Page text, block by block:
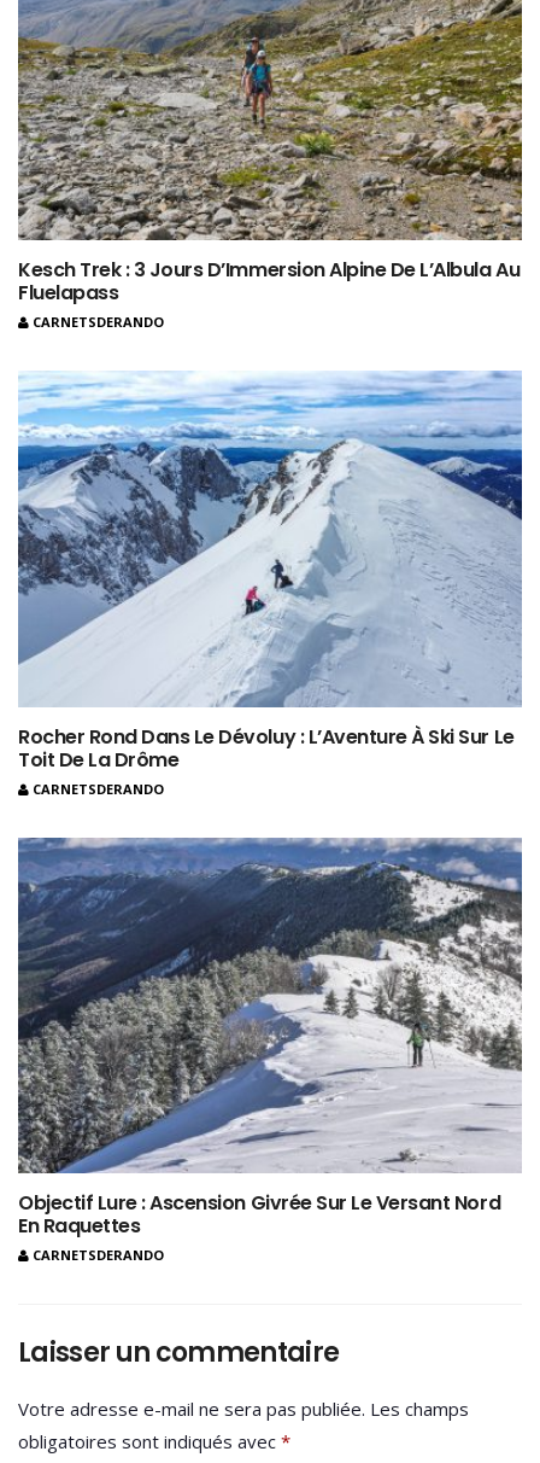
Kesch Trek : 3 Jours D’Immersion Alpine De L’Albula Au
Fluelapass
CARNETSDERANDO
Rocher Rond Dans Le Dévoluy : L’Aventure À Ski Sur Le
Toit De La Drôme
CARNETSDERANDO
Objectif Lure : Ascension Givrée Sur Le Versant Nord
En Raquettes
CARNETSDERANDO
Laisser un commentaire
Votre adresse e-mail ne sera pas publiée. Les champs
obligatoires sont indiqués avec *